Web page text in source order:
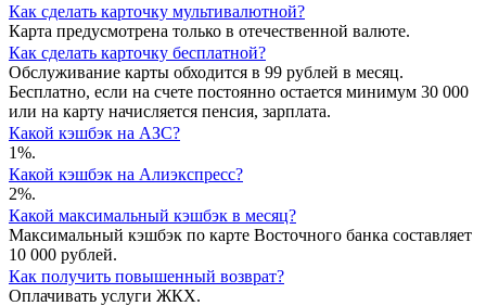
Как сделать карточку мультивалютной?
Карта предусмотрена только в отечественной валюте.
Как сделать карточку бесплатной?
Обслуживание карты обходится в 99 рублей в месяц.
Бесплатно, если на счете постоянно остается минимум 30 000
или на карту начисляется пенсия, зарплата.
Какой кэшбэк на АЗС?
1%.
Какой кэшбэк на Алиэкспресс?
2%.
Какой максимальный кэшбэк в месяц?
Максимальный кэшбэк по карте Восточного банка составляет
10 000 рублей.
Как получить повышенный возврат?
Оплачивать услуги ЖКХ.